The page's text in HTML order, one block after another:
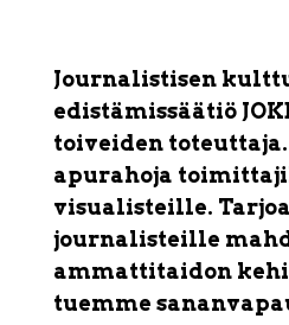
Journalistisen
edistämissäätiö
toiveiden toteuttaja.
apurahoja
visualisteille.
journalisteille
ammattitaidon
tuemme